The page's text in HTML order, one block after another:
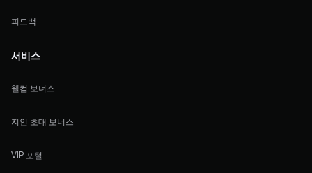
피드백
서비스
웰컴 보너스
지인 초대 보너스
VIP 포털